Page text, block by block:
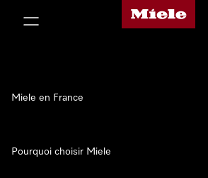
Page d'accueil Miele
Miele en France
Pourquoi choisir Miele